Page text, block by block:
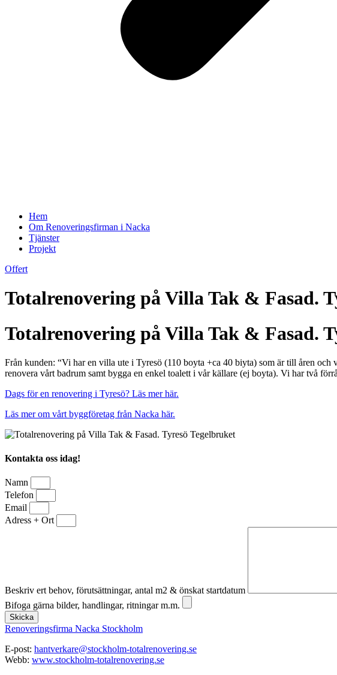
Hem
Om Renoveringsfirman i Nacka
Tjänster
Projekt
Offert
Totalrenovering på Villa Tak & Fasad.
Totalrenovering på Villa Tak & Fasad.
Från kunden: “Vi har en villa ute i Tyresö (110 boyta +ca 40 biyta) som är till åren
renovera vårt badrum samt bygga en enkel toalett i vår källare (ej boyta). Vi har två
Dags för en renovering i Tyresö? Läs mer här.
Läs mer om vårt byggföretag från Nacka här.
Kontakta oss idag!
Namn
Telefon
Email
Adress + Ort
Beskriv ert behov, förutsättningar, antal m2 & önskat startdatum
Bifoga gärna bilder, handlingar, ritningar m.m.
Skicka
Renoveringsfirma Nacka Stockholm
E-post: hantverkare@stockholm-totalrenovering.se
Webb: www.stockholm-totalrenovering.se